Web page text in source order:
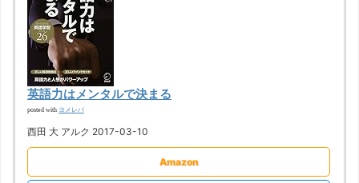
英語力はメンタルで決まる
posted with ヨメレバ
西田 大 アルク 2017-03-10
Amazon